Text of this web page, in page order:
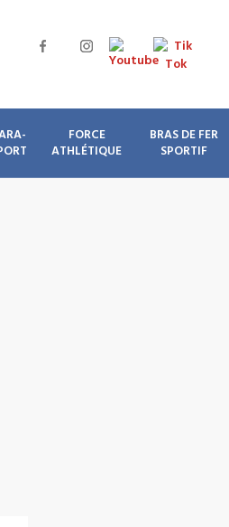
FORCE
ATHLÉTIQUE
BRAS DE FER
SPORTIF